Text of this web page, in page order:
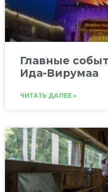
Главные
Ида-Вирумаа
ЧИТАТЬ ДАЛЕЕ »